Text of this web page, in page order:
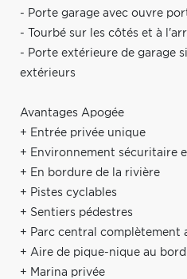
- Porte garage avec ouvre
- Tourbé sur les côtés et à
- Porte extérieure de garage
extérieurs
Avantages Apogée
+ Entrée privée unique
+ Environnement sécuritaire
+ En bordure de la rivière
+ Pistes cyclables
+ Sentiers pédestres
+ Parc central complètement
+ Aire de pique-nique au bord
+ Marina privée